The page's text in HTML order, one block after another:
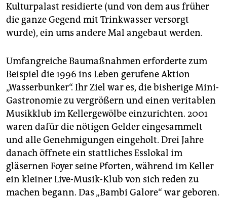
Kulturpalast residierte (und von dem aus früher
die ganze Gegend mit Trinkwasser versorgt
wurde), ein ums andere Mal angebaut werden.
Umfangreiche Baumaßnahmen erforderte zum
Beispiel die 1996 ins Leben gerufene Aktion
„Wasserbunker“. Ihr Ziel war es, die bisherige Mini-
Gastronomie zu vergrößern und einen veritablen
Musikklub im Kellergewölbe einzurichten. 2001
waren dafür die nötigen Gelder eingesammelt
und alle Genehmigungen eingeholt. Drei Jahre
danach öffnete ein stattliches Esslokal im
gläsernen Foyer seine Pforten, während im Keller
ein kleiner Live-Musik-Klub von sich reden zu
machen begann. Das „Bambi Galore“ war geboren.